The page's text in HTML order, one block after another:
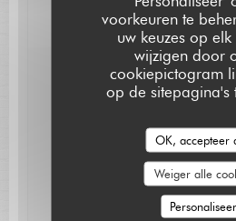
voorkeuren te
uw keuzes op
wijzigen door
cookiepictogram
op de sitepagina's
OK, accepteer
Weiger alle
Personaliseer
Word op de hoogte
communicatie en
te ontvangen.
Abonneren